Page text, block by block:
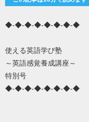
◆-◆-◆-◆-◆-◆-◆-◆
使える英語学び塾
～英語感覚養成講座～
特別号
◆-◆-◆-◆-◆-◆-◆-◆